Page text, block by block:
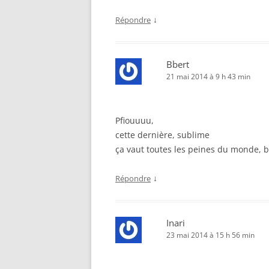
Répondre ↓
Bbert
21 mai 2014 à 9 h 43 min
Pfiouuuu,
cette dernière, sublime
ça vaut toutes les peines du monde,
Répondre ↓
Inari
23 mai 2014 à 15 h 56 min